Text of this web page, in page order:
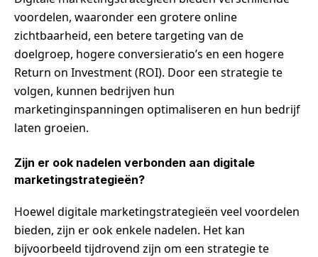
voordelen, waaronder een grotere online
zichtbaarheid, een betere targeting van de
doelgroep, hogere conversieratio’s en een hogere
Return on Investment (ROI). Door een strategie te
volgen, kunnen bedrijven hun
marketinginspanningen optimaliseren en hun bedrijf
laten groeien.
Zijn er ook nadelen verbonden aan digitale
marketingstrategieën?
Hoewel digitale marketingstrategieën veel voordelen
bieden, zijn er ook enkele nadelen. Het kan
bijvoorbeeld tijdrovend zijn om een strategie te